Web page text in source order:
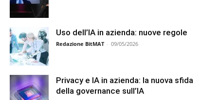
Uso dell’IA in azienda: nuove regole
Redazione BitMAT - 09/05/2026
Privacy e IA in azienda: la nuova sfida
della governance sull’IA